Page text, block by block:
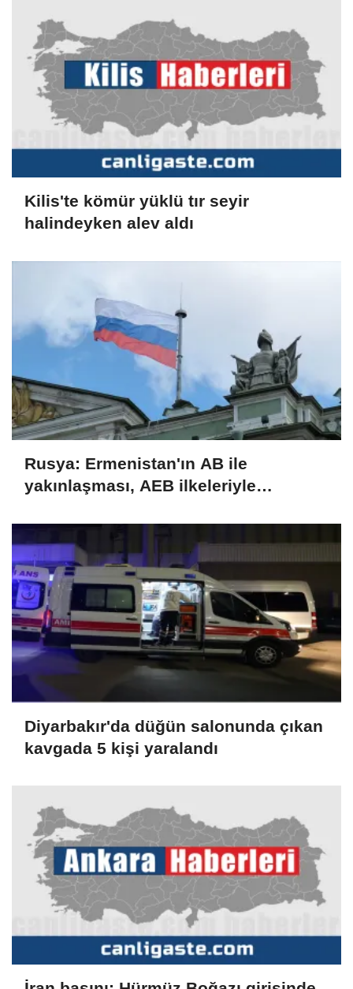
Kilis'te kömür yüklü tır seyir
halindeyken alev aldı
Rusya: Ermenistan'ın AB ile
yakınlaşması, AEB ilkeleriyle
Diyarbakır'da düğün salonunda çıkan
kavgada 5 kişi yaralandı